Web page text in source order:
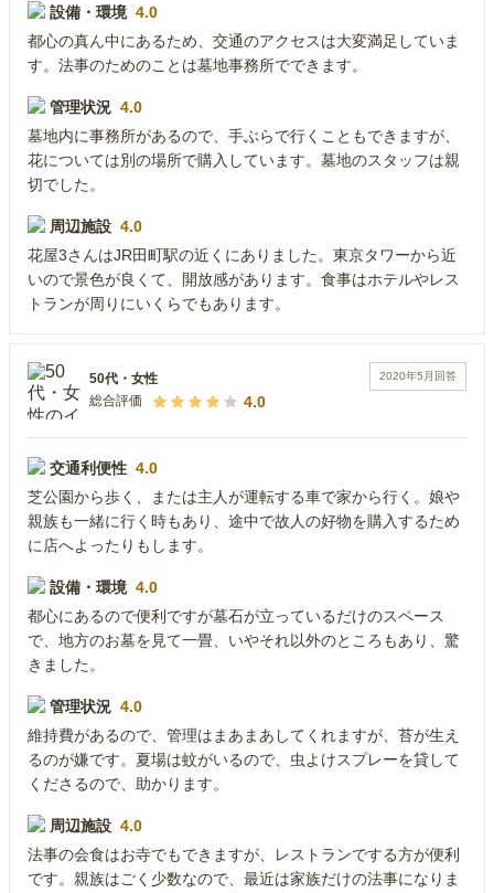
設備・環境 4.0
都心の真ん中にあるため、交通のアクセスは大変満足していま
す。法事のためのことは墓地事務所でできます。
管理状況 4.0
墓地内に事務所があるので、手ぶらで行くこともできますが、
花については別の場所で購入しています。墓地のスタッフは親
切でした。
周辺施設 4.0
花屋3さんはJR田町駅の近くにありました。東京タワーから近
いので景色が良くて、開放感があります。食事はホテルやレス
トランが周りにいくらでもあります。
2020年5月 回答
50代 ・ 女性
総合評価
4.0
交通利便性 4.0
芝公園から歩く、または主人が運転する車で家から行く。娘や
親族も一緒に行く時もあり、途中で故人の好物を購入するため
に店へよったりもします。
設備・環境 4.0
都心にあるので便利ですが墓石が立っているだけのスペース
で、地方のお墓を見て一畳、いやそれ以外のところもあり、驚
きました。
管理状況 4.0
維持費があるので、管理はまあまあしてくれますが、苔が生え
るのが嫌です。夏場は蚊がいるので、虫よけスプレーを貸して
くださるので、助かります。
周辺施設 4.0
法事の会食はお寺でもできますが、レストランでする方が便利
です。親族はごく少数なので、最近は家族だけの法事になりま